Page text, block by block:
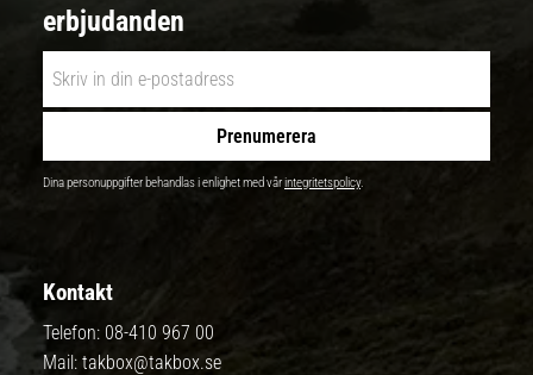
erbjudanden
Prenumerera
Dina personuppgifter behandlas i enlighet med vårintegritetspolicy.
Kontakt
Telefon: 08-410 967 00
Mail: takbox@takbox.se